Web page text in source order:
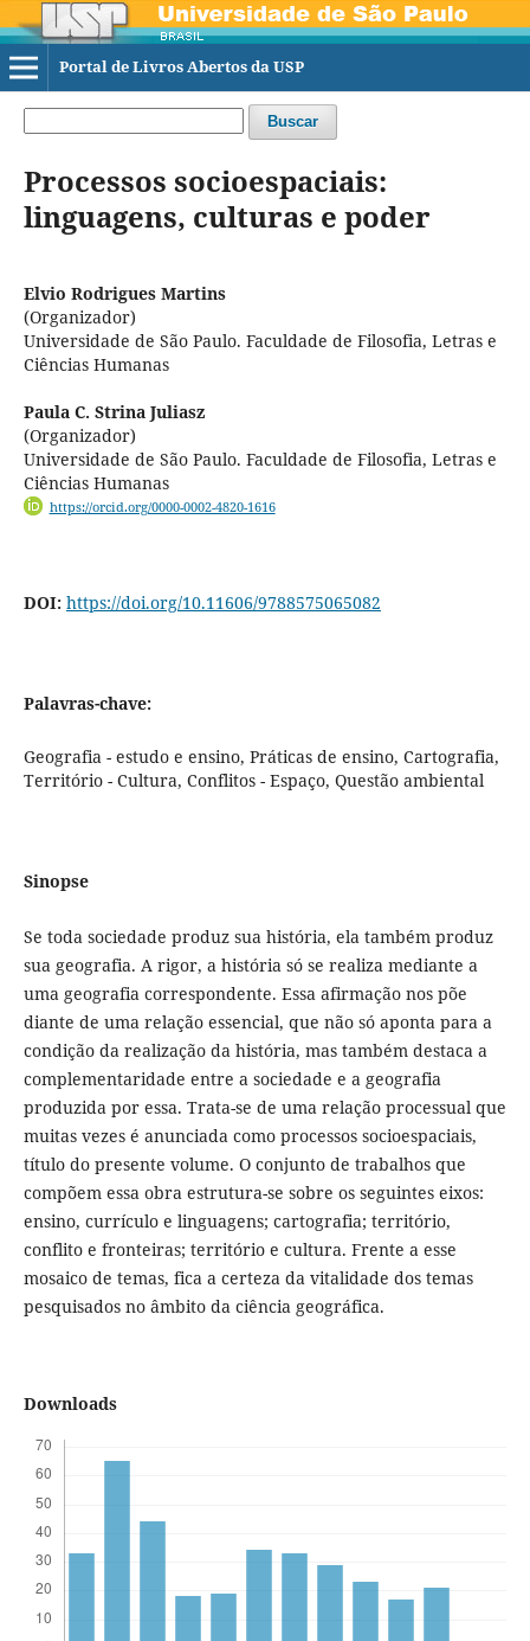
Portal de Livros Abertos da USP
Buscar
Processos socioespaciais:
linguagens, culturas e poder
Elvio Rodrigues Martins
(Organizador)
Universidade de São Paulo. Faculdade de Filosofia, Letras e
Ciências Humanas
Paula C. Strina Juliasz
(Organizador)
Universidade de São Paulo. Faculdade de Filosofia, Letras e
Ciências Humanas
https://orcid.org/0000-0002-4820-1616
DOI: https://doi.org/10.11606/9788575065082
Palavras-chave:
Geografia - estudo e ensino, Práticas de ensino, Cartografia,
Território - Cultura, Conflitos - Espaço, Questão ambiental
Sinopse
Se toda sociedade produz sua história, ela também produz
sua geografia. A rigor, a história só se realiza mediante a
uma geografia correspondente. Essa afirmação nos põe
diante de uma relação essencial, que não só aponta para a
condição da realização da história, mas também destaca a
complementaridade entre a sociedade e a geografia
produzida por essa. Trata-se de uma relação processual que
muitas vezes é anunciada como processos socioespaciais,
título do presente volume. O conjunto de trabalhos que
compõem essa obra estrutura-se sobre os seguintes eixos:
ensino, currículo e linguagens; cartografia; território,
conflito e fronteiras; território e cultura. Frente a esse
mosaico de temas, fica a certeza da vitalidade dos temas
pesquisados no âmbito da ciência geográfica.
Downloads